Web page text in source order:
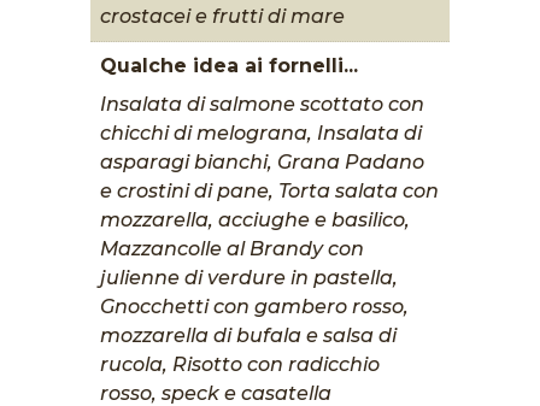
crostacei e frutti di mare
Qualche idea ai fornelli...
Insalata di salmone scottato con
chicchi di melograna, Insalata di
asparagi bianchi, Grana Padano
e crostini di pane, Torta salata con
mozzarella, acciughe e basilico,
Mazzancolle al Brandy con
julienne di verdure in pastella,
Gnocchetti con gambero rosso,
mozzarella di bufala e salsa di
rucola, Risotto con radicchio
rosso, speck e casatella